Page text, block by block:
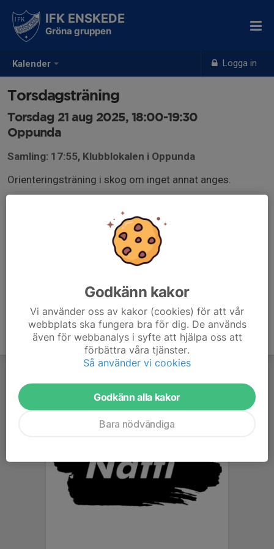
Kalender Logga in
IFK ENSKEDE
Gröna gruppen
Torsdagsträning
Torsdag 21 aug 2025, 18:00-19:30
Oppunda
Samling: 17:55, Klubblokalen i Oppunda
Orienteringsträning i skog om inget annat anges.
Godkänn kakor
Vi använder oss av kakor (cookies) för att vår
webbplats ska fungera bra för dig. De används
även för webbanalys i syfte att hjälpa oss att
förbättra våra tjänster.
Så använder vi cookies
Godkänn alla kakor
Bara nödvändiga